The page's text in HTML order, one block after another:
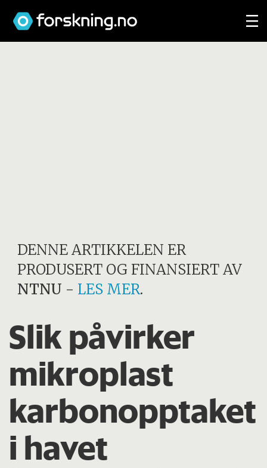
DENNE ARTIKKELEN ER
PRODUSERT OG FINANSIERT AV
NTNU - LES MER.
Slik påvirker
mikroplast
karbonopptaket
i havet